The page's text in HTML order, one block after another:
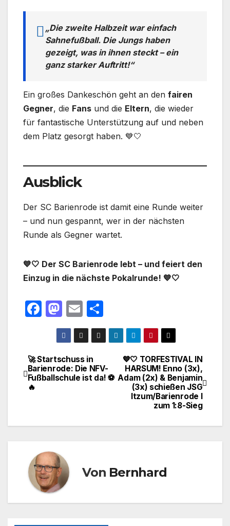
„Die zweite Halbzeit war einfach
Sahnefußball. Die Jungs haben
gezeigt, was in ihnen steckt – ein
ganz starker Auftritt!“
Ein großes Dankeschön geht an den fairen
Gegner, die Fans und die Eltern, die wieder
für fantastische Unterstützung auf und neben
dem Platz gesorgt haben. 💙🤍
Ausblick
Der SC Barienrode ist damit eine Runde weiter
– und nun gespannt, wer in der nächsten
Runde als Gegner wartet.
💙🤍 Der SC Barienrode lebt – und feiert den
Einzug in die nächste Pokalrunde! 💙🤍
F
e
b
k
M
a
st
o
d
E
m
ail
ei
le
Beitragsnavigation
💙🤍 TORFESTIVAL IN
HARSUM! Enno (3x),
Adam (2x) & Benjamin
(3x) schießen JSG
Itzum/Barienrode I
zum 1:8-Sieg
🚀 Startschuss in
Barienrode: Die NFV-
Fußballschule ist da! ⚽
🔥
Von Bernhard